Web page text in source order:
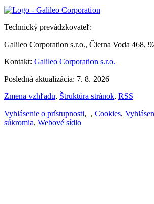
Technický prevádzkovateľ:
Galileo Corporation s.r.o., Čierna Voda 468,
Kontakt: Galileo Corporation s.r.o.
Posledná aktualizácia: 7. 8. 2026
Zmena vzhľadu, Štruktúra stránok, RSS
Vyhlásenie o prístupnosti, , Cookies,
súkromia, Webové sídlo